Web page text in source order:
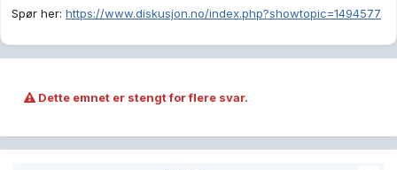
Spør her: https://www.diskusjon.no/index.php?showtopic=1494577
Dette emnet er stengt for flere svar.